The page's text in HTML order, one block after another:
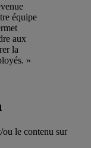
équipe
aux
la
»
le contenu sur